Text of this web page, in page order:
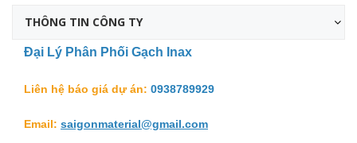
THÔNG TIN CÔNG TY
Đại Lý Phân Phối Gạch Inax
Liên hệ báo giá dự án: 0938789929
Email: saigonmaterial@gmail.com